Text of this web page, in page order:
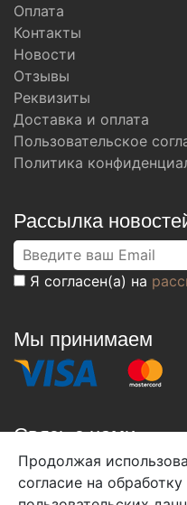
Оплата
Контакты
Новости
Отзывы
Реквизиты
Доставка и оплата
Пользовательское
Политика
Рассылка
Я согласен(а) на
Мы принимаем
Связь с нами
+7 (495) 933-38-
info@arben-textile.ru-
Продолжая
согласие на